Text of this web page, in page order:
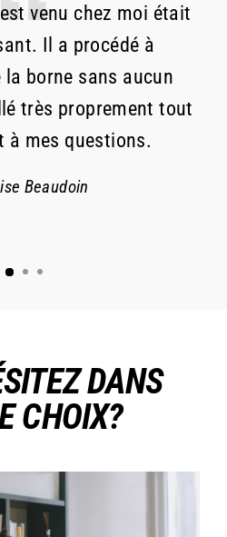
venu chez moi était
Il a procédé à
la borne sans aucun
très proprement tout
à mes questions.
Beaudoin
DANS
CHOIX?